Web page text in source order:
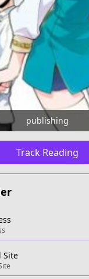
publishing
Track Reading
series/
Site